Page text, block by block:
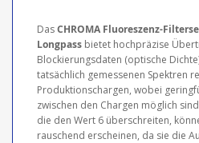
DasCHROMA Fluoreszenz-
Longpass bietet hochpräzise
Blockierungsdaten (optische
tatsächlich gemessenen Spektren
Produktionschargen, wobei
zwischen den Chargen möglich
die den Wert 6 überschreiten,
rauschend erscheinen, da sie die